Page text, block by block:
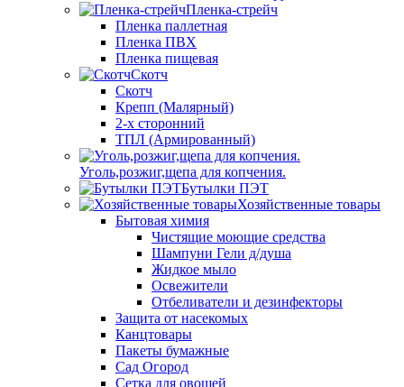
Пленка-стрейч
Пленка паллетная
Пленка ПВХ
Пленка пищевая
Скотч
Скотч
Крепп (Малярный)
2-х сторонний
ТПЛ (Армированный)
Уголь,розжиг,щепа для копчения.
Бутылки ПЭТ
Хозяйственные товары
Бытовая химия
Чистящие моющие средства
Шампуни Гели д/душа
Жидкое мыло
Освежители
Отбеливатели и дезинфекторы
Защита от насекомых
Канцтовары
Пакеты бумажные
Сад Огород
Сетка для овощей